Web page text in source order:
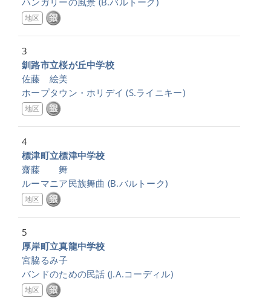
地区
3
釧路市立桜が丘中学校
佐藤 絵美
ホープタウン・ホリデイ (S.ライニキー)
地区
4
標津町立標津中学校
齋藤 舞
ルーマニア民族舞曲 (B.バルトーク)
地区
5
厚岸町立真龍中学校
宮脇るみ子
バンドのための民話 (J.A.コーディル)
地区